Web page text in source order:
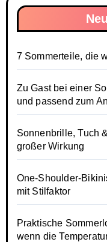
7 Sommerteile, die
Zu Gast bei einer
und passend zum
Sonnenbrille, Tuch
großer Wirkung
One-Shoulder-
mit Stilfaktor
Praktische
wenn die